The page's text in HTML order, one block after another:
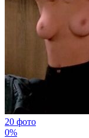
20 фото
0%